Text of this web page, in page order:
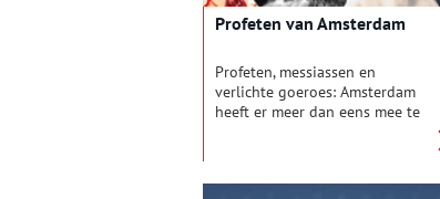
Profeten van Amsterdam
Profeten, messiassen en
verlichte goeroes: Amsterdam
heeft er meer dan eens mee te